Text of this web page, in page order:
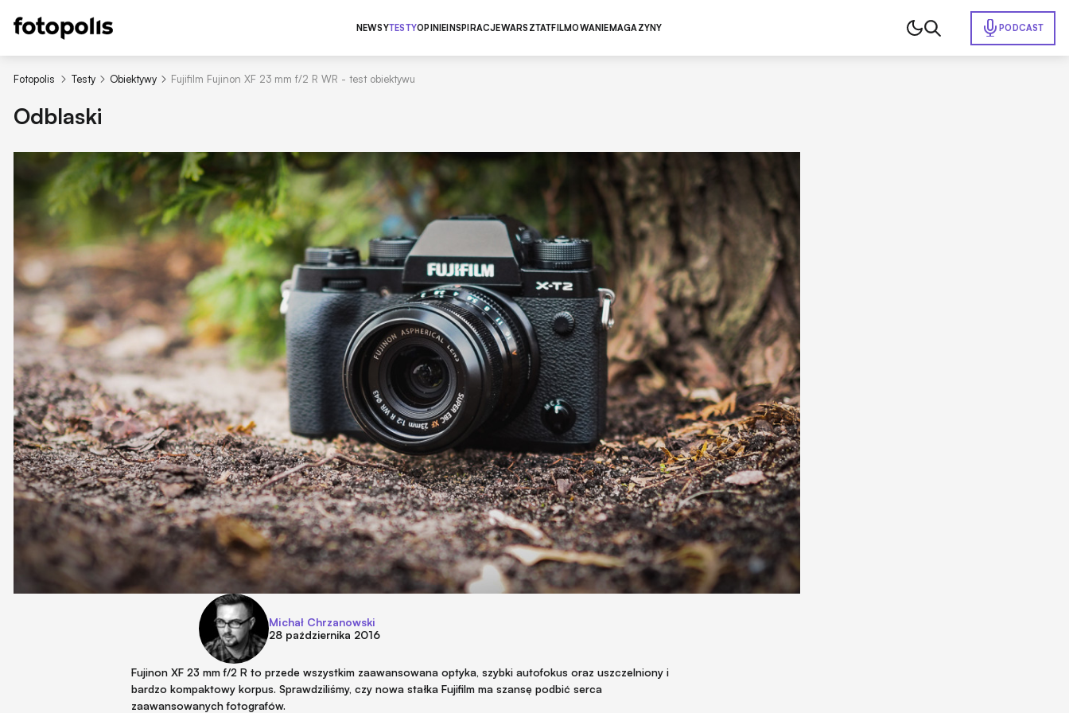
NEWSYTESTYOPINIEINSPIRACJEWARSZTATFILMOWANIEMAGAZYNY PODCAST
Fotopolis Testy Obiektywy Fujifilm Fujinon XF 23 mm f/2 R WR - test obiektywu
Odblaski
Michał Chrzanowski
28 października 2016
Fujinon XF 23 mm f/2 R to przede wszystkim zaawansowana optyka, szybki autofokus oraz uszczelniony i
bardzo kompaktowy korpus. Sprawdziliśmy, czy nowa stałka Fujifilm ma szansę podbić serca
zaawansowanych fotografów.